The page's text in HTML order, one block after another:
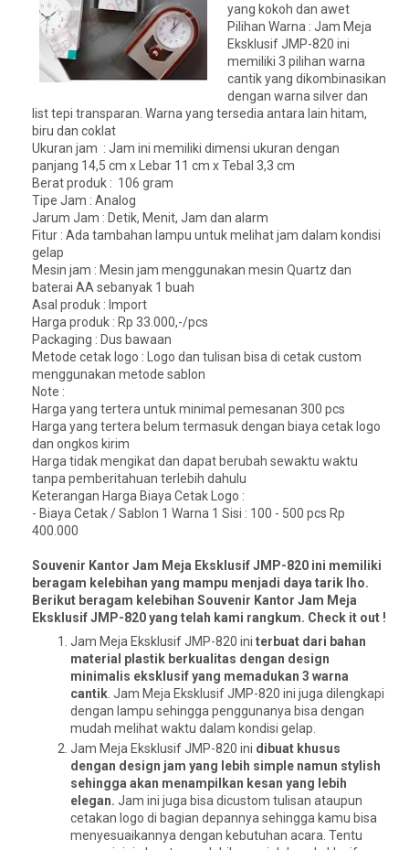
yang kokoh dan awet
Pilihan Warna : Jam Meja
Eksklusif JMP-820 ini
memiliki 3 pilihan warna
cantik yang dikombinasikan
dengan warna silver dan
list tepi transparan. Warna yang tersedia antara lain hitam,
biru dan coklat
Ukuran jam : Jam ini memiliki dimensi ukuran dengan
panjang 14,5 cm x Lebar 11 cm x Tebal 3,3 cm
Berat produk : 106 gram
Tipe Jam : Analog
Jarum Jam : Detik, Menit, Jam dan alarm
Fitur : Ada tambahan lampu untuk melihat jam dalam kondisi
gelap
Mesin jam : Mesin jam menggunakan mesin Quartz dan
baterai AA sebanyak 1 buah
Asal produk : Import
Harga produk : Rp 33.000,-/pcs
Packaging : Dus bawaan
Metode cetak logo : Logo dan tulisan bisa di cetak custom
menggunakan metode sablon
Note :
Harga yang tertera untuk minimal pemesanan 300 pcs
Harga yang tertera belum termasuk dengan biaya cetak logo
dan ongkos kirim
Harga tidak mengikat dan dapat berubah sewaktu waktu
tanpa pemberitahuan terlebih dahulu
Keterangan Harga Biaya Cetak Logo :
- Biaya Cetak / Sablon 1 Warna 1 Sisi : 100 - 500 pcs Rp
400.000
Souvenir Kantor Jam Meja Eksklusif JMP-820 ini memiliki
beragam kelebihan yang mampu menjadi daya tarik lho.
Berikut beragam kelebihan Souvenir Kantor Jam Meja
Eksklusif JMP-820 yang telah kami rangkum. Check it out !
Jam Meja Eksklusif JMP-820 ini terbuat dari bahan
material plastik berkualitas dengan design
minimalis eksklusif yang memadukan 3 warna
cantik . Jam Meja Eksklusif JMP-820 ini juga dilengkapi
dengan lampu sehingga penggunanya bisa dengan
mudah melihat waktu dalam kondisi gelap.
Jam Meja Eksklusif JMP-820 ini dibuat khusus
dengan design jam yang lebih simple namun stylish
sehingga akan menampilkan kesan yang lebih
elegan. Jam ini juga bisa dicustom tulisan ataupun
cetakan logo di bagian depannya sehingga kamu bisa
menyesuaikannya dengan kebutuhan acara. Tentu